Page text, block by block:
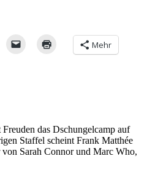
Mehr
das Dschungelcamp auf
Staffel scheint Frank Matthée
Sarah Connor und Marc Who,